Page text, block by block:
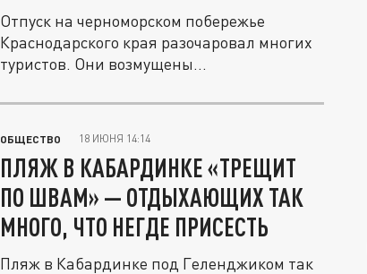
Отпуск на черноморском побережье
Краснодарского края разочаровал многих
туристов. Они возмущены...
ОБЩЕСТВО 18 ИЮНЯ 14:14
ПЛЯЖ В КАБАРДИНКЕ «ТРЕЩИТ
ПО ШВАМ» — ОТДЫХАЮЩИХ ТАК
МНОГО, ЧТО НЕГДЕ ПРИСЕСТЬ
Пляж в Кабардинке под Геленджиком так